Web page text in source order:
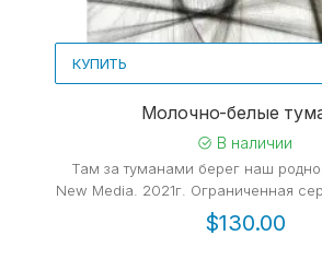
КУПИТЬ
Молочно-белые
В наличии
Там за туманами берег наш
New Media. 2021г. Ограниченная
$130.00